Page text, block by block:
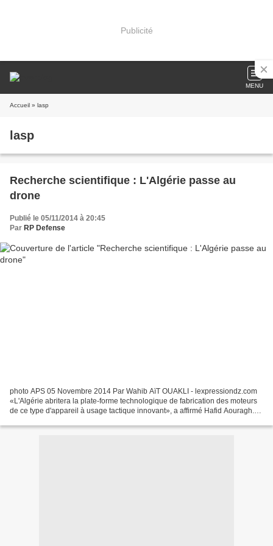
Publicité
MENU
Accueil » lasp
lasp
Recherche scientifique : L'Algérie passe au
drone
Publié le 05/11/2014 à 20:45
Par RP Defense
photo APS 05 Novembre 2014 Par Wahib AïT OUAKLI - lexpressiondz.com
«L'Algérie abritera la plate-forme technologique de fabrication des moteurs
de ce type d'appareil à usage tactique innovant», a affirmé Hafid Aouragh.